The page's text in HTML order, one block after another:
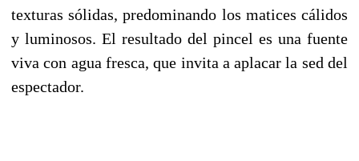
texturas sólidas, predominando los matices cálidos
y luminosos. El resultado del pincel es una fuente
viva con agua fresca, que invita a aplacar la sed del
espectador.